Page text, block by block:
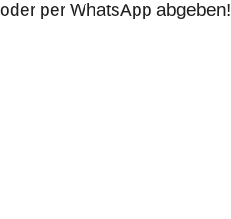
oder per WhatsApp abgeben!